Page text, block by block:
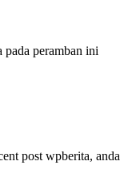
pada peramban ini
post wpberita, anda